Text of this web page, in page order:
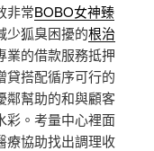
非常BOBO女神臻
少狐臭困擾的根治
業的借款服務抵押
貸搭配循序可行的
鄰幫助的和與顧客
彩。考量中心裡面
療協助找出調理收